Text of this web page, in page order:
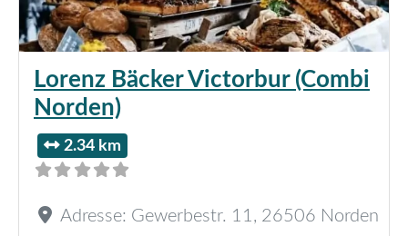
Lorenz Bäcker Victorbur (Combi
Norden)
2.34 km
Adresse: Gewerbestr. 11 , 26506 Norden